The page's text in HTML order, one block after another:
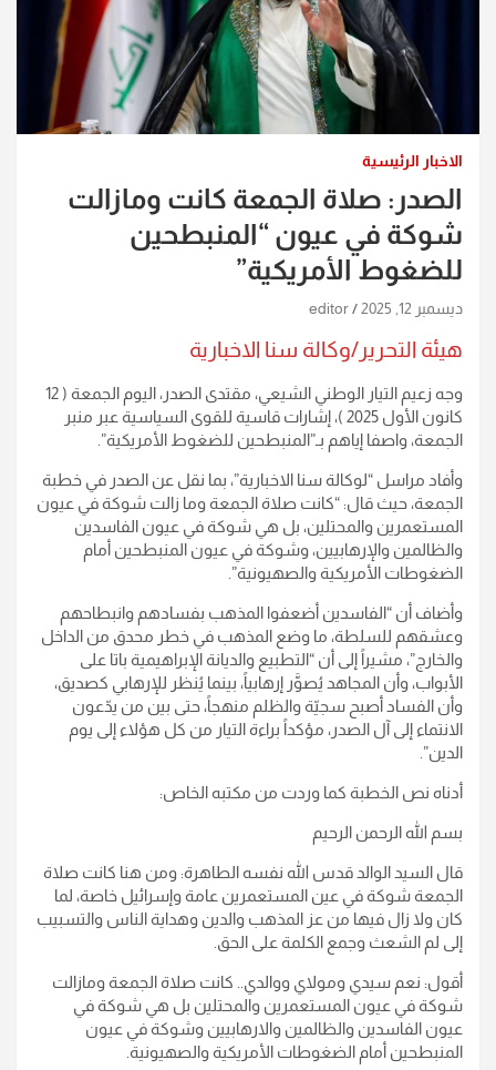
الاخبار الرئيسية
الصدر: صلاة الجمعة كانت ومازالت
شوكة في عيون “المنبطحين
للضغوط الأمريكية”
ديسمبر 12, 2025 editor
هيئة التحرير/وكالة سنا الاخبارية
وجه زعيم التيار الوطني الشيعي، مقتدى الصدر، اليوم الجمعة ( 12
كانون الأول 2025 )، إشارات قاسية للقوى السياسية عبر منبر
الجمعة، واصفا إياهم بـ”المنبطحين للضغوط الأمريكية”.
وأفاد مراسل “لوكالة سنا الاخبارية”، بما نقل عن الصدر في خطبة
الجمعة، حيث قال: “كانت صلاة الجمعة وما زالت شوكة في عيون
المستعمرين والمحتلين، بل هي شوكة في عيون الفاسدين
والظالمين والإرهابيين، وشوكة في عيون المنبطحين أمام
الضغوطات الأمريكية والصهيونية”.
وأضاف أن “الفاسدين أضعفوا المذهب بفسادهم وانبطاحهم
وعشقهم للسلطة، ما وضع المذهب في خطر محدق من الداخل
والخارج”، مشيراً إلى أن “التطبيع والديانة الإبراهيمية باتا على
الأبواب، وأن المجاهد يُصوَّر إرهابياً، بينما يُنظر للإرهابي كصديق،
وأن الفساد أصبح سجيّة والظلم منهجاً، حتى بين من يدّعون
الانتماء إلى آل الصدر، مؤكداً براءة التيار من كل هؤلاء إلى يوم
الدين”.
أدناه نص الخطبة كما وردت من مكتبه الخاص:
بسم الله الرحمن الرحيم
قال السيد الوالد قدس الله نفسه الطاهرة: ومن هنا كانت صلاة
الجمعة شوكة في عين المستعمرين عامة وإسرائيل خاصة، لما
كان ولا زال فيها من عز المذهب والدين وهداية الناس والتسبيب
إلى لم الشعث وجمع الكلمة على الحق.
أقول: نعم سيدي ومولاي ووالدي.. كانت صلاة الجمعة ومازالت
شوكة في عيون المستعمرين والمحتلين بل هي شوكة في
عيون الفاسدين والظالمين والارهابيين وشوكة في عيون
المنبطحين أمام الضغوطات الأمريكية والصهيونية.